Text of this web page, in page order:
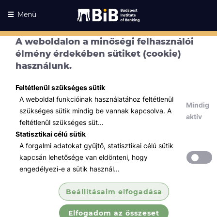
A weboldalon a minőségi felhasználói
élmény érdekében sütiket (cookie)
használunk.
Feltétlenül szükséges sütik
A weboldal funkcióinak használatához feltétlenül
szükséges sütik mindig be vannak kapcsolva. A
feltétlenül szükséges süt...
Mindig
aktív
Statisztikai célú sütik
A forgalmi adatokat gyűjtő, statisztikai célú sütik
kapcsán lehetősége van eldönteni, hogy
engedélyezi-e a sütik használ...
Beállításaim elfogadása
Elfogadom az összeset
Menü
Kurzusaink
Minden témában